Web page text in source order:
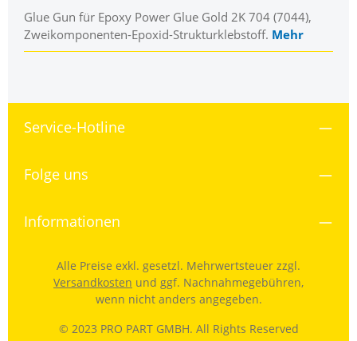
Glue Gun für Epoxy Power Glue Gold 2K 704 (7044),
Zweikomponenten-Epoxid-Strukturklebstoff. Mehr
Service-Hotline
Folge uns
Informationen
© 2023 PRO PART GMBH. All Rights Reserved
Alle Preise exkl. gesetzl. Mehrwertsteuer zzgl.
Versandkosten und ggf. Nachnahmegebühren,
wenn nicht anders angegeben.